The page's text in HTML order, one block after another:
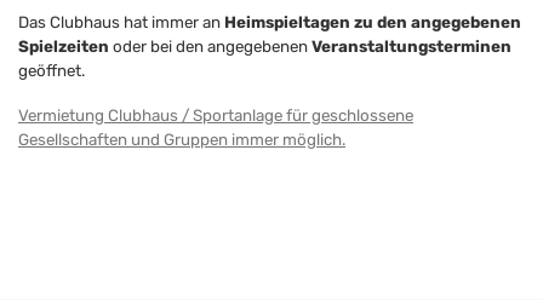
Das Clubhaus hat immer an Heimspieltagen zu den angegebenen
Spielzeiten oder bei den angegebenenVeranstaltungsterminen
geöffnet.
Vermietung Clubhaus / Sportanlage für geschlossene
Gesellschaften und Gruppen immer möglich.